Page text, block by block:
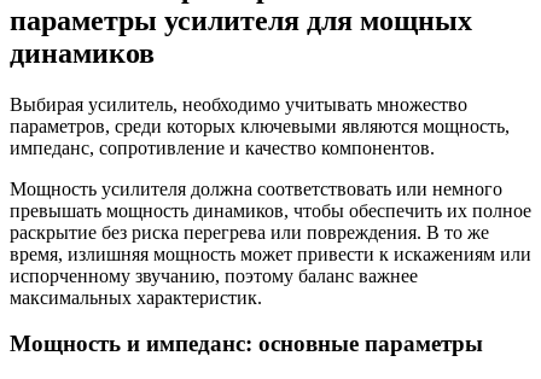
параметры усилителя для мощных
динамиков
Выбирая усилитель, необходимо учитывать множество
параметров, среди которых ключевыми являются мощность,
импеданс, сопротивление и качество компонентов.
Мощность усилителя должна соответствовать или немного
превышать мощность динамиков, чтобы обеспечить их полное
раскрытие без риска перегрева или повреждения. В то же
время, излишняя мощность может привести к искажениям или
испорченному звучанию, поэтому баланс важнее
максимальных характеристик.
Мощность и импеданс: основные параметры